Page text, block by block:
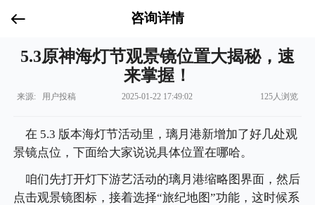
咨询详情
5.3原神海灯节观景镜位置大揭秘，速
来掌握！
来源: 用户投稿 2025-01-22 17:49:02 125人浏览
在 5.3 版本海灯节活动里，璃月港新增加了好几处观
景镜点位，下面给大家说说具体位置在哪哈。
咱们先打开灯下游艺活动的璃月港缩略图界面，然后
点击观景镜图标，接着选择“旅纪地图”功能，这时候系